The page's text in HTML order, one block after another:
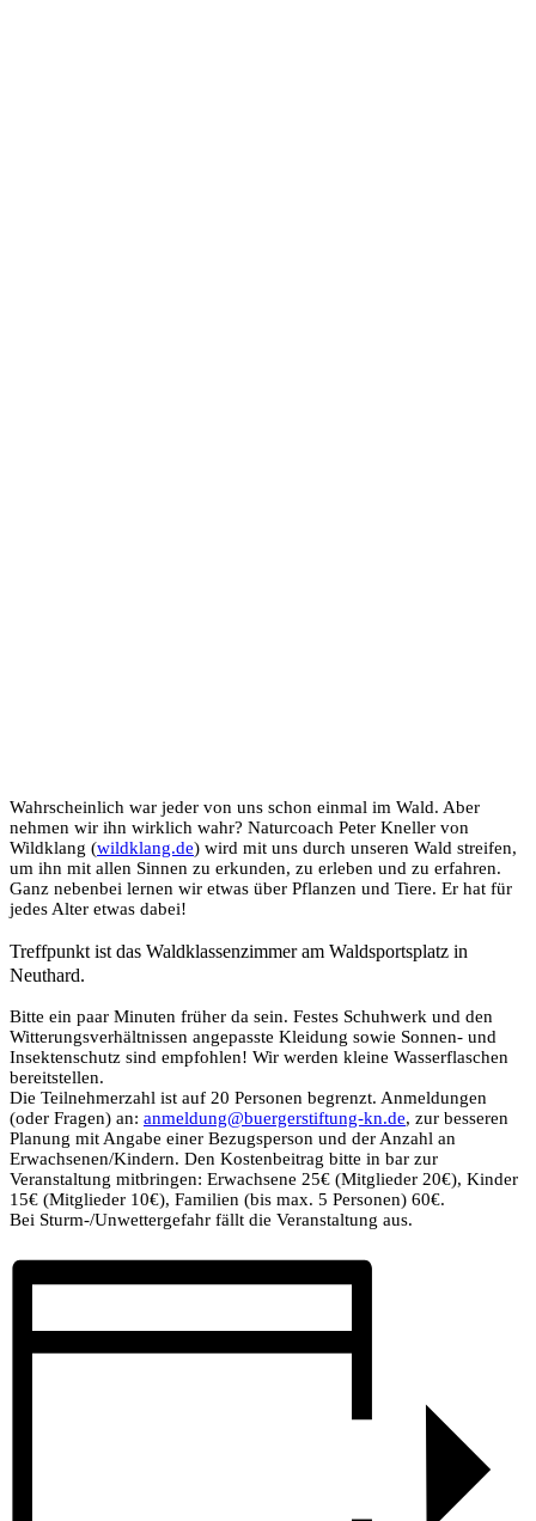
Wahrscheinlich war jeder von uns schon einmal im Wald. Aber
nehmen wir ihn wirklich wahr? Naturcoach Peter Kneller von
Wildklang (wildklang.de) wird mit uns durch unseren Wald streifen,
um ihn mit allen Sinnen zu erkunden, zu erleben und zu erfahren.
Ganz nebenbei lernen wir etwas über Pflanzen und Tiere. Er hat für
jedes Alter etwas dabei!
Treffpunkt ist das Waldklassenzimmer am Waldsportsplatz in
Neuthard.
Bitte ein paar Minuten früher da sein. Festes Schuhwerk und den
Witterungsverhältnissen angepasste Kleidung sowie Sonnen- und
Insektenschutz sind empfohlen! Wir werden kleine Wasserflaschen
bereitstellen.
Die Teilnehmerzahl ist auf 20 Personen begrenzt. Anmeldungen
(oder Fragen) an: anmeldung@buergerstiftung-kn.de, zur besseren
Planung mit Angabe einer Bezugsperson und der Anzahl an
Erwachsenen/Kindern. Den Kostenbeitrag bitte in bar zur
Veranstaltung mitbringen: Erwachsene 25€ (Mitglieder 20€), Kinder
15€ (Mitglieder 10€), Familien (bis max. 5 Personen) 60€.
Bei Sturm-/Unwettergefahr fällt die Veranstaltung aus.